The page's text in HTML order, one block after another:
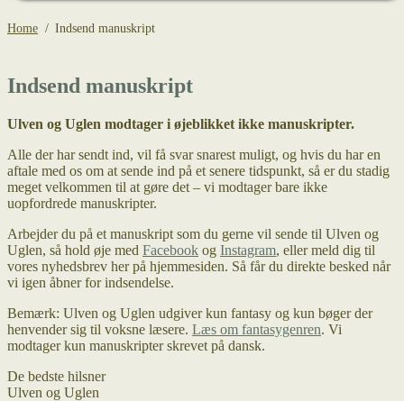
Home / Indsend manuskript
Indsend manuskript
Ulven og Uglen modtager i øjeblikket ikke manuskripter.
Alle der har sendt ind, vil få svar snarest muligt, og hvis du har en
aftale med os om at sende ind på et senere tidspunkt, så er du stadig
meget velkommen til at gøre det – vi modtager bare ikke
uopfordrede manuskripter.
Arbejder du på et manuskript som du gerne vil sende til Ulven og
Uglen, så hold øje med Facebook og Instagram, eller meld dig til
vores nyhedsbrev her på hjemmesiden. Så får du direkte besked når
vi igen åbner for indsendelse.
Bemærk: Ulven og Uglen udgiver kun fantasy og kun bøger der
henvender sig til voksne læsere. Læs om fantasygenren. Vi
modtager kun manuskripter skrevet på dansk.
De bedste hilsner
Ulven og Uglen